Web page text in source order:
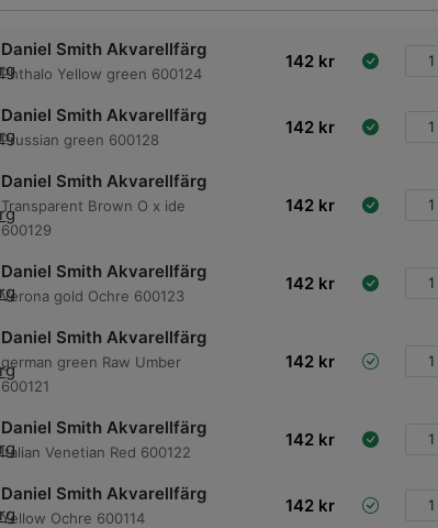
Daniel Smith Akvarellfärg
Phthalo Yellow green 600124
142 kr
Daniel Smith Akvarellfärg
Prussian green 600128
142 kr
Daniel Smith Akvarellfärg
Transparent Brown O x ide
600129
142 kr
Daniel Smith Akvarellfärg
Verona gold Ochre 600123
142 kr
Daniel Smith Akvarellfärg
german green Raw Umber
600121
142 kr
Daniel Smith Akvarellfärg
Italian Venetian Red 600122
142 kr
Daniel Smith Akvarellfärg
Yellow Ochre 600114
142 kr